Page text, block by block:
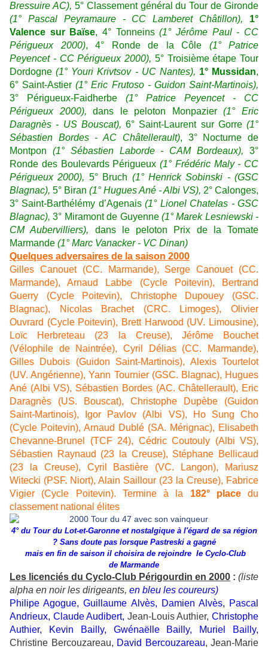
Bressuire AC), 5° Classement général du Tour de Gironde
(1° Pascal Peyramaure - CC Lamberet Châtillon),
1°
Valence sur Baïse, 4° Tonneins(1° Jérôme Paul - CC
Périgueux 2000), 4° Ronde de la Côle (1° Patrice
Peyencet - CC Périgueux 2000), 5° Troisième étape Tour
Dordogne(1° Youri Krivtsov - UC Nantes), 1° Mussidan,
6° Saint-Astier(1° Eric Frutoso - Guidon Saint-Martinois),
3° Périgueux-Faidherbe (1° Patrice Peyencet - CC
Périgueux 2000),dans le peloton Monpazier(1° Eric
Daragnès - US Bouscat), 6° Saint-Laurent sur Gorre (1°
Sébastien Bordes - AC Châtellerault), 3° Nocturne de
Montpon (1° Sébastien Laborde - CAM Bordeaux), 3°
Ronde des Boulevards Périgueux (1° Frédéric Maly - CC
Périgueux 2000), 5° Bruch (1° Henrick Sobinski - (GSC
Blagnac), 5° Biran (1° Hugues Ané - Albi VS), 2° Calonges,
3° Saint-Barthélémy d’Agenais(1° Lionel Chatelas - GSC
Blagnac), 3° Miramont de Guyenne (1° Marek Lesniewski -
CM Aubervilliers), dans le peloton Prix de la Tomate
Marmande (1° Marc Vanacker - VC Dinan)
Quelques adversaires de la saison 2000
Gilles Canouet (CC. Marmande), Serge Canouet (CC.
Marmande), Arnaud Labbe (Cycle Poitevin), Bertrand
Guerry (Cycle Poitevin), Christophe Dupouey (GSC.
Blagnac), Nicolas Brachet (CRC. Limoges), Olivier
Ouvrard (Cycle Poitevin), Brett Harwood (UV. Limousine),
Loïc Herbreteau (23 la Creuse), Jérôme Bouchet
(Vélophile de Naintrée), Cyril Délias (CC. Marmande),
Gilles Dubois (Guidon Saint-Martinois), Alexis Tourtelot
(UV. Angérienne), Yann Tournier (GSC. Blagnac), Hugues
Ané (Albi VS), Sébastien Bordes (AC. Châtellerault), Eric
Daragnès (US. Bouscat), Christophe Dupèbe (Guidon
Saint-Martinois), Igor Pavlov (Albi VS), Ho Sung Cho
(Cycle Poitevin), Arnaud Dublé (SA. Mérignac), Elisabeth
Chevanne-Brunel (TCF 24), Cédric Coutouly (Albi VS),
Sébastien Raynaud (23 la Creuse), Stéphane Bellicaud
(23 la Creuse), Cyril Bastière (VC. Langon), Mariusz
Witecki (PSF. Niort), Alain Saillour (23 la Creuse), Fabrice
Vigier (Cycle Poitevin). Termine à la 182° placedu
classement national élites
4° du Tour du Lot-et-Garonne et nostalgique à l'égard de sa région
? Sans doute pas lorsque Pastreski a gagné
mais en fin de saison il choisira de rejoindre le Cyclo-Club
de Marmande
Les licenciés du Cyclo-Club Périgourdin en 2000 : (liste
alpha en noir les dirigeants, en bleu les coureurs)
Philipe Agogue, Guillaume Alvès, Damien Alvès, Pascal
Andrieux, Claude Audibert, Jean-Louis Authier,Christophe
Authier, Kevin Bailly, Gwénaëlle Bailly, Muriel Bailly,
Christine Bercouzareau, David Bercouzareau, Jean-Marie